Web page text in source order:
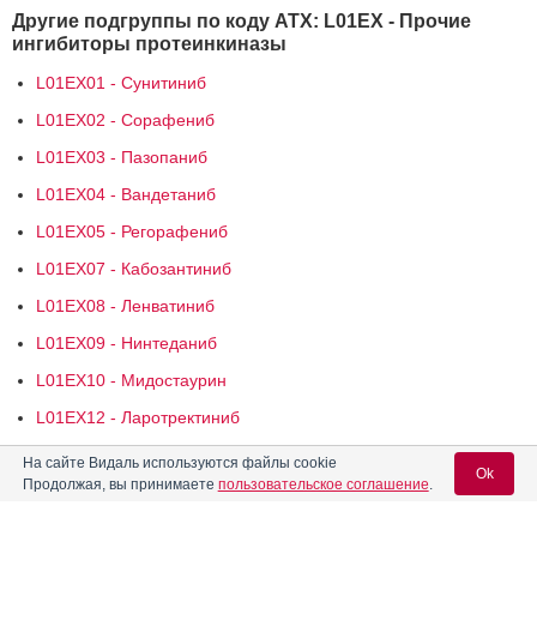
Другие подгруппы по коду АТХ: L01EX - Прочие
ингибиторы протеинкиназы
L01EX01 - Сунитиниб
L01EX02 - Сорафениб
L01EX03 - Пазопаниб
L01EX04 - Вандетаниб
L01EX05 - Регорафениб
L01EX07 - Кабозантиниб
L01EX08 - Ленватиниб
L01EX09 - Нинтеданиб
L01EX10 - Мидостаурин
L01EX12 - Ларотректиниб
L01EX13 - Гилтеритиниб
L01EX14 - Энтректиниб
На сайте Видаль используются файлы cookie
Продолжая, вы принимаете пользовательское соглашение.
Ok